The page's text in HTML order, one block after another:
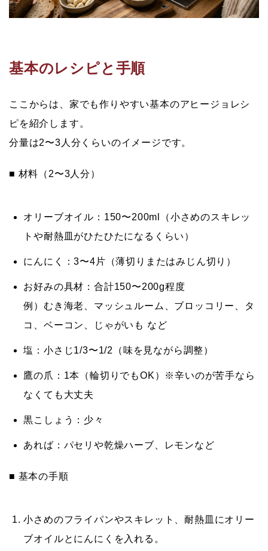
基本のレシピと手順
ここからは、家でも作りやすい基本のアヒージョレシ
ピを紹介します。
分量は2〜3人分くらいのイメージです。
■ 材料（2〜3人分）
オリーブオイル：150〜200ml（小さめのスキレッ
トや耐熱皿がひたひたになるくらい）
にんにく：3〜4片（薄切りまたはみじん切り）
お好みの具材：合計150〜200g程度
例）むき海老、マッシュルーム、ブロッコリー、タ
コ、ベーコン、じゃがいも など
塩：小さじ1/3〜1/2（味を見ながら調整）
鷹の爪：1本（輪切りでもOK）※辛いのが苦手なら
なくても大丈夫
黒こしょう：少々
あれば：パセリや乾燥ハーブ、レモンなど
■ 基本の手順
小さめのフライパンやスキレット、耐熱皿にオリー
ブオイルとにんにくを入れる。